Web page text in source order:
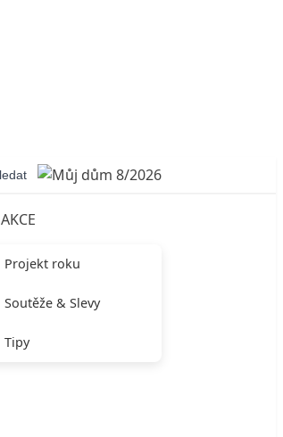
AKCE
Projekt roku
Soutěže & Slevy
Tipy